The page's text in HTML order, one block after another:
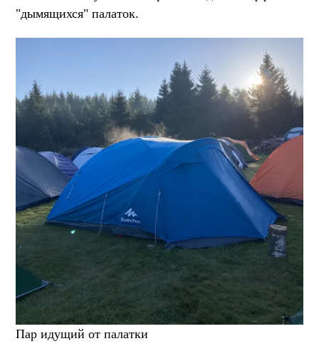
"дымящихся" палаток.
Пар идущий от палатки